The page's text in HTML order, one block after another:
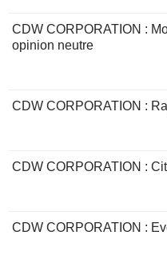
CDW CORPORATION :
opinion neutre
CDW CORPORATION :
CDW CORPORATION :
CDW CORPORATION :